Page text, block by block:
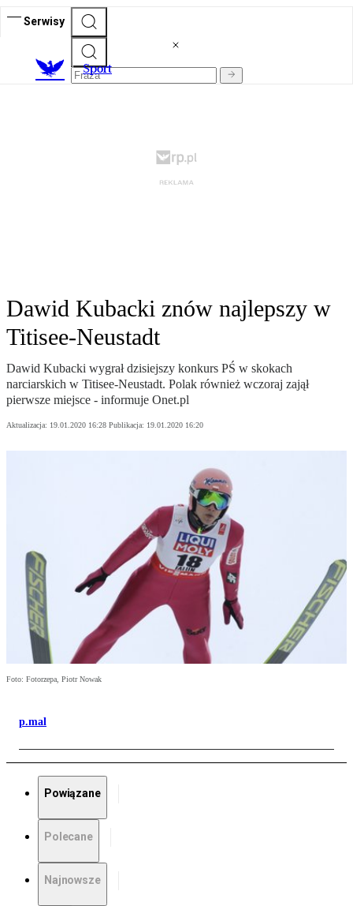
Serwisy
Sport
Dawid Kubacki znów najlepszy w
Titisee-Neustadt
Dawid Kubacki wygrał dzisiejszy konkurs PŚ w skokach
narciarskich w Titisee-Neustadt. Polak również wczoraj zajął
pierwsze miejsce - informuje Onet.pl
Aktualizacja: 19.01.2020 16:28 Publikacja: 19.01.2020 16:20
Foto: Fotorzepa, Piotr Nowak
p.mal
Powiązane
Polecane
Najnowsze